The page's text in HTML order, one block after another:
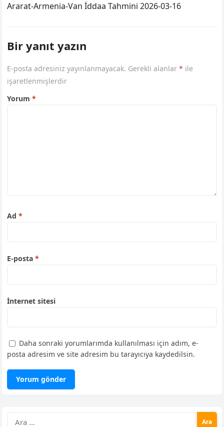
Ararat-Armenia-Van İddaa Tahmini 2026-03-16
Bir yanıt yazın
E-posta adresiniz yayınlanmayacak. Gerekli alanlar* ile
işaretlenmişlerdir
Yorum*
Ad*
E-posta*
İnternet sitesi
Daha sonraki yorumlarımda kullanılması için adım, e-
posta adresim ve site adresim bu tarayıcıya kaydedilsin.